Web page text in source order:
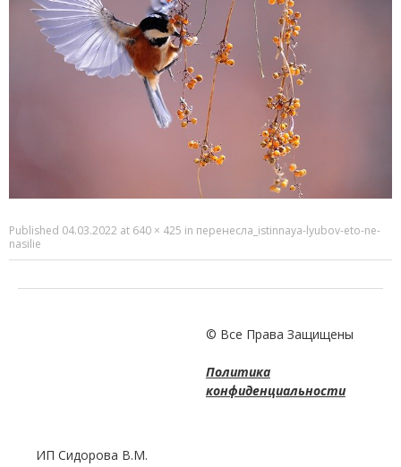
Published 04.03.2022 at 640 × 425 in перенесла_istinnaya-lyubov-eto-ne-
nasilie
© Все Права Защищены
Политика
конфиденциальности
ИП Сидорова В.М.